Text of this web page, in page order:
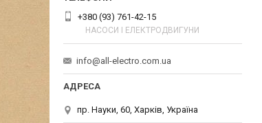
+380 (93) 761-42-15
НАСОСИ І ЕЛЕКТРОДВИГУНИ
info@all-electro.com.ua
пр. Науки, 60, Харків, Україна